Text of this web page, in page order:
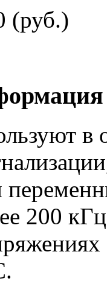
(руб.)
200